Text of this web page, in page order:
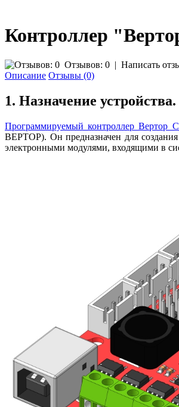
Контроллер
Отзывов: 0 | Написать
Описание Отзывы (0)
1. Назначение устройства.
Программируемый контроллер
ВЕРТОР). Он предназначен для создания
электронными модулями, входящими в